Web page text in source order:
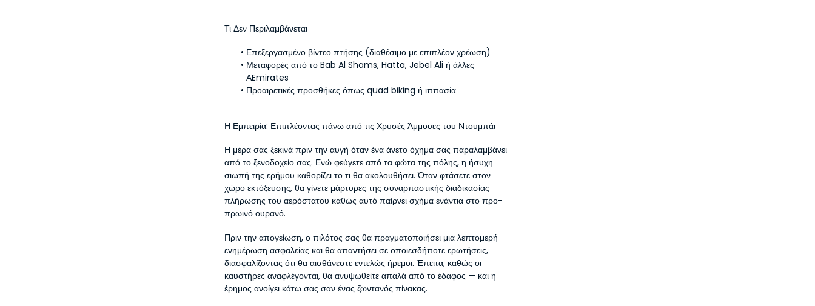
Τι Δεν Περιλαμβάνεται
Επεξεργασμένο βίντεο πτήσης (διαθέσιμο με επιπλέον χρέωση)
Μεταφορές από το Bab Al Shams, Hatta, Jebel Ali ή άλλες
ΑEmirates
Προαιρετικές προσθήκες όπως quad biking ή ιππασία
Η Εμπειρία: Επιπλέοντας πάνω από τις Χρυσές Άμμουες του Ντουμπάι
Η μέρα σας ξεκινά πριν την αυγή όταν ένα άνετο όχημα σας παραλαμβάνει
από το ξενοδοχείο σας. Ενώ φεύγετε από τα φώτα της πόλης, η ήσυχη
σιωπή της ερήμου καθορίζει το τι θα ακολουθήσει. Όταν φτάσετε στον
χώρο εκτόξευσης, θα γίνετε μάρτυρες της συναρπαστικής διαδικασίας
πλήρωσης του αερόστατου καθώς αυτό παίρνει σχήμα ενάντια στο προ-
πρωινό ουρανό.
Πριν την απογείωση, ο πιλότος σας θα πραγματοποιήσει μια λεπτομερή
ενημέρωση ασφαλείας και θα απαντήσει σε οποιεσδήποτε ερωτήσεις,
διασφαλίζοντας ότι θα αισθάνεστε εντελώς ήρεμοι. Έπειτα, καθώς οι
καυστήρες αναφλέγονται, θα ανυψωθείτε απαλά από το έδαφος — και η
έρημος ανοίγει κάτω σας σαν ένας ζωντανός πίνακας.